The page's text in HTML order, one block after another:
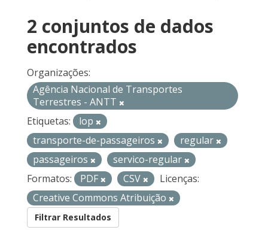
2 conjuntos de dados
encontrados
Organizações:
Agência Nacional de Transportes
Terrestres - ANTT
Etiquetas:
lop
transporte-de-passageiros
regular
passageiros
servico-regular
Formatos:
PDF CSV
Licenças:
Creative Commons Atribuição
Filtrar Resultados